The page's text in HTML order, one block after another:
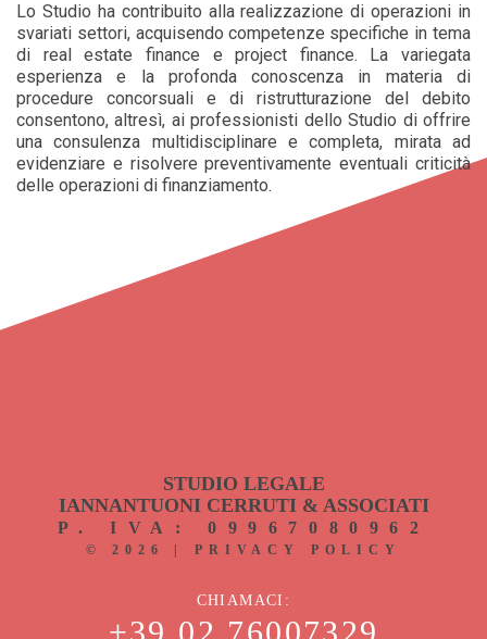
Lo Studio ha contribuito alla realizzazione di operazioni in
svariati settori, acquisendo competenze specifiche in tema
di real estate finance e project finance. La variegata
esperienza e la profonda conoscenza in materia di
procedure concorsuali e di ristrutturazione del debito
consentono, altresì, ai professionisti dello Studio di offrire
una consulenza multidisciplinare e completa, mirata ad
evidenziare e risolvere preventivamente eventuali criticità
delle operazioni di finanziamento.
STUDIO LEGALE
IANNANTUONI CERRUTI & ASSOCIATI
P. IVA: 09967080962
© 2026 PRIVACY POLICY
CHIAMACI